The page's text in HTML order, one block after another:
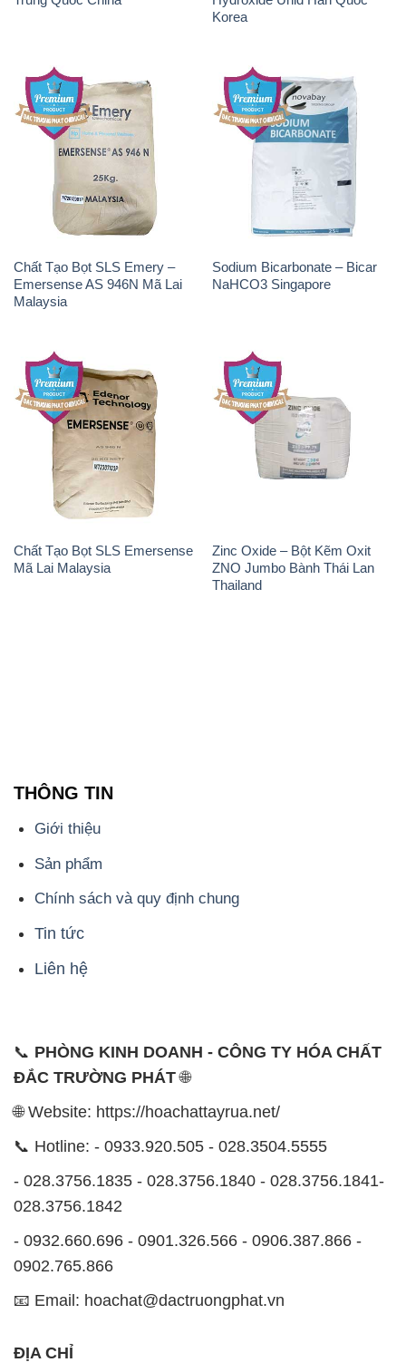
Chất Tạo Bọt SLS Emery –
Emersense AS 946N Mã Lai
Malaysia
Sodium Bicarbonate – Bicar
NaHCO3 Singapore
Chất Tạo Bọt SLS Emersense
Mã Lai Malaysia
Zinc Oxide – Bột Kẽm Oxit
ZNO Jumbo Bành Thái Lan
Thailand
Chính sách và quy định chung
Tin tức
Liên hệ
📞
PHÒNG KINH DOANH - CÔNG TY HÓA CHẤT
ĐẮC TRƯỜNG PHÁT
- 028.3756.1835 - 028.3756.1840 - 028.3756.1841-
0902.765.866
📧 Email: hoachat@dactruongphat.vn
ĐỊA CHỈ
1229C Quốc lộ 1A, Phường Bình Trị Đông B,
Quận Bình Tân, TP. Hồ Chí Minh